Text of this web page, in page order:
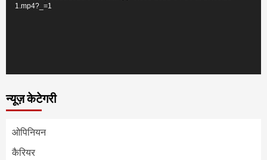
1.mp4?_=1
न्यूज़ केटेगरी
ओपिनियन
कैरियर